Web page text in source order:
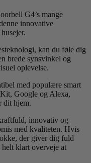
G4’s mange
innovative
kan du føle dig
brede synsvinkel og
oplevelse.
med populære smart
Google og Alexa,
dit hjem.
innovativ og
med kvaliteten. Hvis
der giver dig fuld
klart overveje at